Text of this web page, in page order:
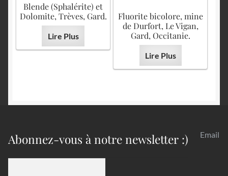
Blende (Sphalérite) et
Dolomite, Trèves, Gard.
Lire Plus
Fluorite bicolore, mine
de Durfort, Le Vigan,
Gard, Occitanie.
Lire Plus
Abonnez-vous à notre newsletter :) Email